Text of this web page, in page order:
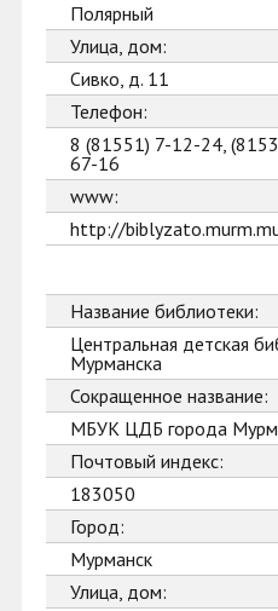
Полярный
Улица, дом:
Сивко, д. 11
Телефон:
8 (81551) 7-12-24,
67-16
www:
http://
Название библиотеки:
Центральная детская
Мурманска
Сокращенное название:
МБУК ЦДБ города
Почтовый индекс:
183050
Город:
Мурманск
Улица, дом: